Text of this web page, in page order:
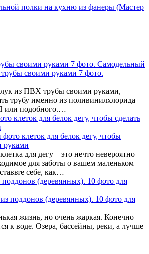
полки на кухню из фанеры (Мастер
своими руками 7 фото. Самодельный
лук из ПВХ трубы своими руками,
трубу именно из поливинилхлорида
подобного.…
клеток для белок дегу, чтобы сделать
для дегу – это нечто невероятно
для заботы о вашем маленьком
себе, как…
(деревянных). 10 фото для
жизнь, но очень жаркая. Конечно
к воде. Озера, бассейны, реки, а лучше